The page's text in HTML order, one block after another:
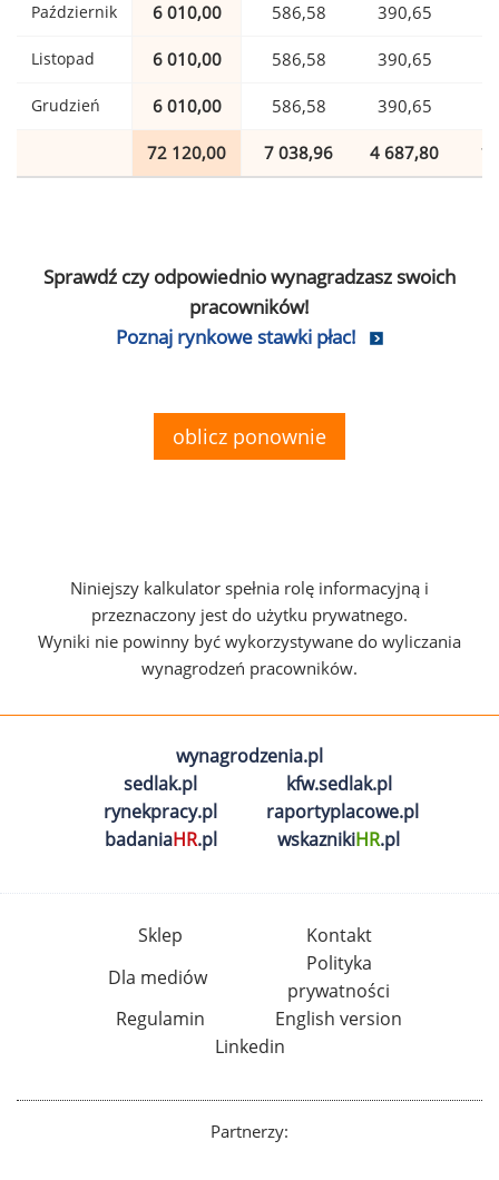
Październik 6 010,00 586,58 390,65
Listopad 6 010,00 586,58 390,65
Grudzień 6 010,00 586,58 390,65
72 120,00 7 038,96 4 687,80 1
Sprawdź czy odpowiednio wynagradzasz swoich
pracowników!
Poznaj rynkowe stawki płac!
oblicz ponownie
Niniejszy kalkulator spełnia rolę informacyjną i
przeznaczony jest do użytku prywatnego.
Wyniki nie powinny być wykorzystywane do wyliczania
wynagrodzeń pracowników.
wynagrodzenia.pl
sedlak.pl
kfw.sedlak.pl
rynekpracy.pl
raportyplacowe.pl
badaniaHR.pl wskaznikiHR.pl
Sklep
Kontakt
Dla mediów
Polityka
prywatności
Regulamin
English version
Linkedin
Partnerzy: